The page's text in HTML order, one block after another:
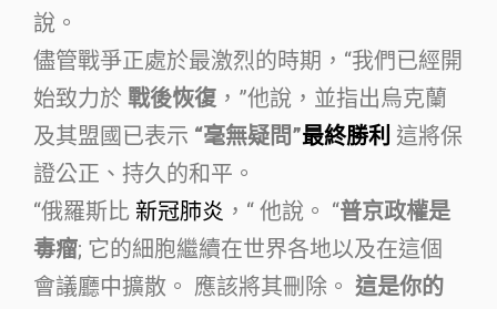
說。
儘管戰爭正處於最激烈的時期，“我們已經開
始致力於 戰後恢復 ，”他說，並指出烏克蘭
及其盟國已表示 “毫無疑問”最終勝利 這將保
證公正、持久的和平。
“俄羅斯比 新冠肺炎 ，“ 他說。 “普京政權是
毒瘤; 它的細胞繼續在世界各地以及在這個
會議廳中擴散。 應該將其刪除。 這是你的